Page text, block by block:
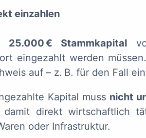
einzahlen
25.000€ Stammkapital
eingezahlt werden
auf – z. B. für den Fall
Kapital muss nicht
direkt wirtschaftlich
oder Infrastruktur.